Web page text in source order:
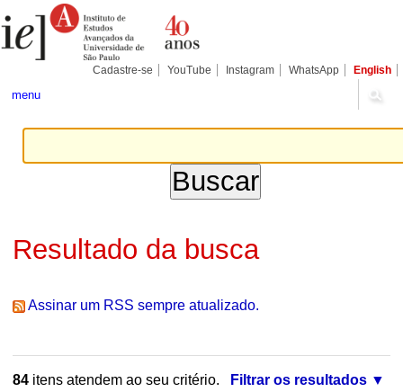
para
conteúdo.
Pessoais
Cadastre-se YouTube Instagram WhatsApp English
menu
Resultado da busca
Assinar um RSS sempre atualizado.
84itens atendem ao seu critério.
Filtrar os resultados